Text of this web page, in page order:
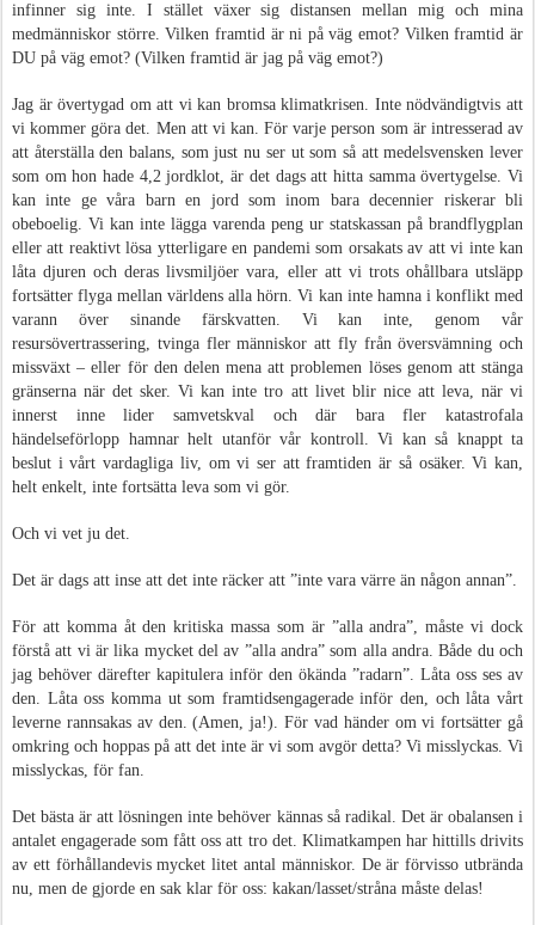
infinner sig inte. I stället växer sig distansen mellan mig och mina
medmänniskor större. Vilken framtid är ni på väg emot? Vilken framtid är
DU på väg emot? (Vilken framtid är jag på väg emot?)
Jag är övertygad om att vi kan bromsa klimatkrisen. Inte nödvändigtvis att
vi kommer göra det. Men att vi kan. För varje person som är intresserad av
att återställa den balans, som just nu ser ut som så att medelsvensken lever
som om hon hade 4,2 jordklot, är det dags att hitta samma övertygelse. Vi
kan inte ge våra barn en jord som inom bara decennier riskerar bli
obeboelig. Vi kan inte lägga varenda peng ur statskassan på brandflygplan
eller att reaktivt lösa ytterligare en pandemi som orsakats av att vi inte kan
låta djuren och deras livsmiljöer vara, eller att vi trots ohållbara utsläpp
fortsätter flyga mellan världens alla hörn. Vi kan inte hamna i konflikt med
varann över sinande färskvatten. Vi kan inte, genom vår
resursövertrassering, tvinga fler människor att fly från översvämning och
missväxt – eller för den delen mena att problemen löses genom att stänga
gränserna när det sker. Vi kan inte tro att livet blir nice att leva, när vi
innerst inne lider samvetskval och där bara fler katastrofala
händelseförlopp hamnar helt utanför vår kontroll. Vi kan så knappt ta
beslut i vårt vardagliga liv, om vi ser att framtiden är så osäker. Vi kan,
helt enkelt, inte fortsätta leva som vi gör.
Och vi vet ju det.
Det är dags att inse att det inte räcker att ”inte vara värre än någon annan”.
För att komma åt den kritiska massa som är ”alla andra”, måste vi dock
förstå att vi är lika mycket del av ”alla andra” som alla andra. Både du och
jag behöver därefter kapitulera inför den ökända ”radarn”. Låta oss ses av
den. Låta oss komma ut som framtidsengagerade inför den, och låta vårt
leverne rannsakas av den. (Amen, ja!). För vad händer om vi fortsätter gå
omkring och hoppas på att det inte är vi som avgör detta? Vi misslyckas. Vi
misslyckas, för fan.
Det bästa är att lösningen inte behöver kännas så radikal. Det är obalansen i
antalet engagerade som fått oss att tro det. Klimatkampen har hittills drivits
av ett förhållandevis mycket litet antal människor. De är förvisso utbrända
nu, men de gjorde en sak klar för oss: kakan/lasset/stråna måste delas!